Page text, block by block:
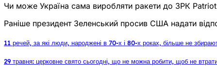
Чи може Україна сама виробляти ракети до ЗРК Patriot:
Раніше президент Зеленський просив США надати
11 речей, за які люди, народжені в 70-х і 80-х роках, більше не
29 травня: церковне свято сьогодні, що не можна робити, щоб не